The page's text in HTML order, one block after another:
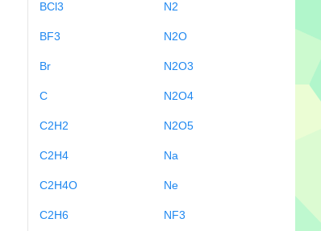
BCl3
BF3
Br
C
C2H2
C2H4
C2H4O
C2H6
N2
N2O
N2O3
N2O4
N2O5
Na
Ne
NF3